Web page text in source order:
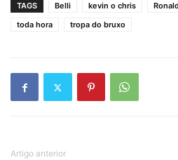
TAGS Belli kevin o chris
toda hora
tropa do bruxo
Artigo anterior